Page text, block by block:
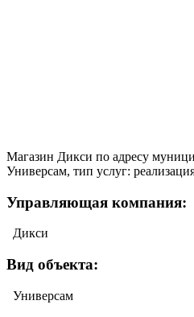
Магазин Дикси по адресу
Универсам, тип услуг:
Управляющая компания:
Дикси
Вид объекта:
Универсам